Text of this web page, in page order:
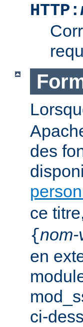
HTTP:
des
ce
{nom-
en
ci-